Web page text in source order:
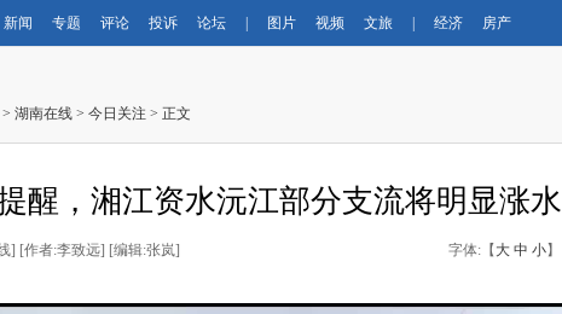
新闻 专题 评论 投诉 论坛 图片 视频 文旅 经济 房产
> 湖南在线 > 今日关注 > 正文
醒，湘江资水沅江部分支流将明显涨水
] [作者:李致远] [编辑:张岚] 字体:【 大 中 小】